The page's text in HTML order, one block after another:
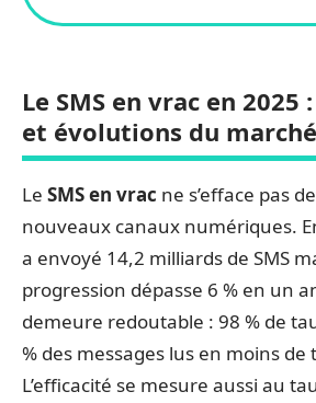
Le SMS en vrac en 2025
et évolutions du marché
Le SMS en vrac ne s’efface pas
nouveaux canaux numériques.
a envoyé 14,2 milliards de SMS
progression dépasse 6 % en un
demeure redoutable : 98 % de
% des messages lus en moins
L’efficacité se mesure aussi au